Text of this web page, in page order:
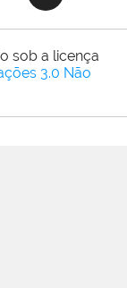
sob a licença
3.0 Não